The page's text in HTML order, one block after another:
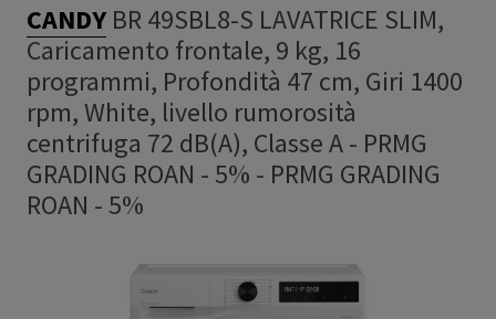
CANDY BR 49SBL8-S LAVATRICE SLIM,
Caricamento frontale, 9 kg, 16
programmi, Profondità 47 cm, Giri 1400
rpm, White, livello rumorosità
centrifuga 72 dB(A), Classe A - PRMG
GRADING ROAN - 5% - PRMG GRADING
ROAN - 5%